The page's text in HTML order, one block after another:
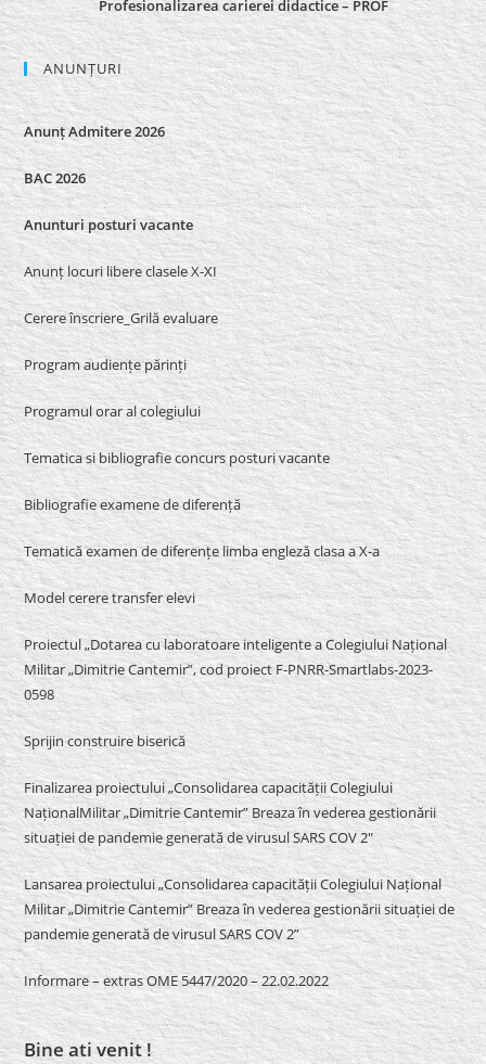
Profesionalizarea carierei didactice – PROF
ANUNȚURI
Anunț Admitere 2026
BAC 2026
Anunturi posturi vacante
Anunț locuri libere clasele X-XI
Cerere înscriere_Grilă evaluare
Program audiențe părinți
Programul orar al colegiului
Tematica si bibliografie concurs posturi vacante
Bibliografie examene de diferență
Tematică examen de diferențe limba engleză clasa a X-a
Model cerere transfer elevi
Proiectul „Dotarea cu laboratoare inteligente a Colegiului Național
Militar „Dimitrie Cantemir”, cod proiect F-PNRR-Smartlabs-2023-
0598
Sprijin construire biserică
Finalizarea proiectului „Consolidarea capacității Colegiului
NaționalMilitar „Dimitrie Cantemir” Breaza în vederea gestionării
situației de pandemie generată de virusul SARS COV 2″
Lansarea proiectului „Consolidarea capacității Colegiului Național
Militar „Dimitrie Cantemir” Breaza în vederea gestionării situației de
pandemie generată de virusul SARS COV 2”
Informare – extras OME 5447/2020 – 22.02.2022
Bine ati venit !